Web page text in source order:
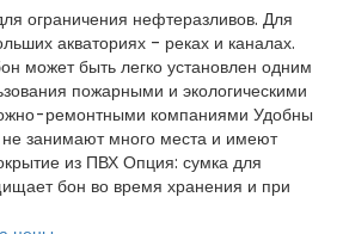
ограничения нефтеразливов. Для
акваториях – реках и каналах.
может быть легко установлен одним
пожарными и экологическими
ремонтными компаниями Удобны
не занимают много места и имеют
из ПВХ Опция: сумка для
бон во время хранения и при